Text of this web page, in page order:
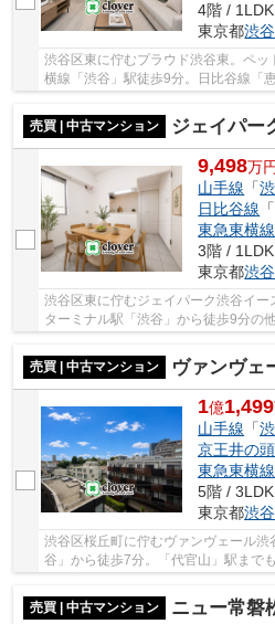
4階 /
東京都渋
渋谷区東に佇むプラウド渋谷東。ペ
横線「渋谷」駅徒歩9分。日比谷線「
売買 | 中古マンション
ジェイパーク
9,498万円
山手線 「
日比谷線 「
東急東横線
3階 /
東京都渋
渋谷区東に佇むジェイパーク渋谷イー
ターミナル駅「渋谷」から徒歩9分の
売買 | 中古マンション
ヴァンヴェ
1億1,499
山手線 「
京王井の
東急東横線
5階 /
東京都渋
渋谷区桜丘町に佇むヴァンヴェール
谷」から徒歩7分。「代官山」駅まで
も充実した立地。1978年築、RC造5
売買 | 中古マンション
ニュー常磐